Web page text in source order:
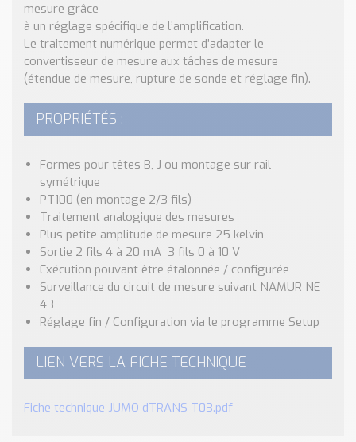
mesure grâce
à un réglage spécifique de l’amplification.
Le traitement numérique permet d’adapter le
convertisseur de mesure aux tâches de mesure
(étendue de mesure, rupture de sonde et réglage fin).
PROPRIÉTÉS :
Formes pour têtes B, J ou montage sur rail
symétrique
PT100 (en montage 2/3 fils)
Traitement analogique des mesures
Plus petite amplitude de mesure 25 kelvin
Sortie 2 fils 4 à 20 mA 3 fils 0 à 10 V
Exécution pouvant être étalonnée / configurée
Surveillance du circuit de mesure suivant NAMUR NE
43
Réglage fin / Configuration via le programme Setup
LIEN VERS LA FICHE TECHNIQUE
Fiche technique JUMO dTRANS T03.pdf